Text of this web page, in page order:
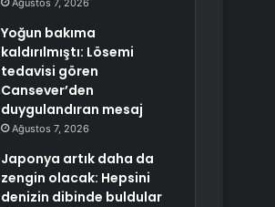
Ağustos 7, 2026
Yoğun bakıma
kaldırılmıştı: Lösemi
tedavisi gören
Cansever’den
duygulandıran mesaj
Ağustos 7, 2026
Japonya artık daha da
zengin olacak: Hepsini
denizin dibinde buldular